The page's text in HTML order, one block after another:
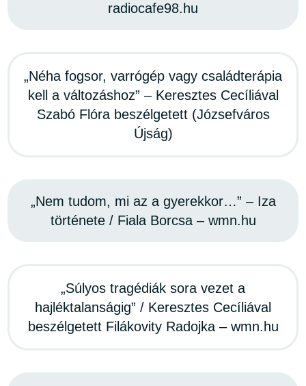
radiocafe98.hu
„Néha fogsor, varrógép vagy családterápia
kell a változáshoz” – Keresztes Cecíliával
Szabó Flóra beszélgetett (Józsefváros
Újság)
„Nem tudom, mi az a gyerekkor…” – Iza
története / Fiala Borcsa – wmn.hu
„Súlyos tragédiák sora vezet a
hajléktalanságig” / Keresztes Cecíliával
beszélgetett Filákovity Radojka – wmn.hu